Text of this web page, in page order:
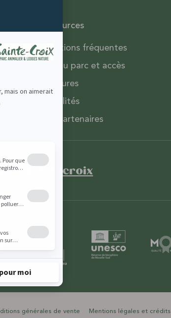
Ressources
Questions fréquentes
Plan du parc et accès
Brochures
Actualités
Nos partenaires
générales de vente Mentions légales et crédits